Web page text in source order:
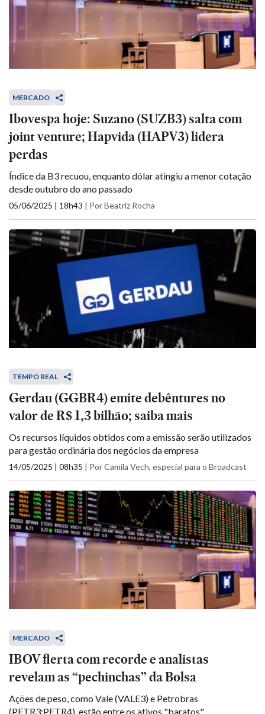
MERCADO
Ibovespa hoje: Suzano (SUZB3) salta com
joint venture; Hapvida (HAPV3) lidera
perdas
Índice da B3 recuou, enquanto dólar atingiu a menor cotação
desde outubro do ano passado
05/06/2025 | 18h43 | Por Beatriz Rocha
TEMPO REAL
Gerdau (GGBR4) emite debêntures no
valor de R$ 1,3 bilhão; saiba mais
Os recursos líquidos obtidos com a emissão serão utilizados
para gestão ordinária dos negócios da empresa
14/05/2025 | 08h35 | Por Camila Vech, especial para o Broadcast
MERCADO
IBOV flerta com recorde e analistas
revelam as “pechinchas” da Bolsa
Ações de peso, como Vale (VALE3) e Petrobras
(PETR3;PETR4), estão entre os ativos "baratos"